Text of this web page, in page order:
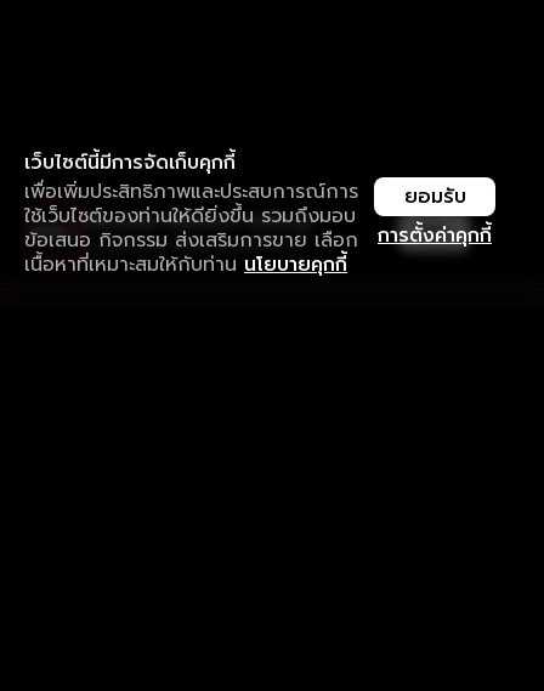
เว็บไซต์นี้มีการจัดเก็บคุกกี้
เพื่อเพิ่มประสิทธิภาพและประสบการณ์การ
ใช้เว็บไซต์ของท่านให้ดียิ่งขึ้น รวมถึงมอบ
ข้อเสนอ กิจกรรม ส่งเสริมการขาย เลือก
เนื้อหาที่เหมาะสมให้กับท่าน นโยบายคุกกี้
การตั้งค่าคุกกี้
ยอมรับ
ใช้งานแอป ลื่นไหลกว่า ไม่มีสะดุด
ดาวน์โหลดแอปเพื่อการรับชมที่ดีกว่า เปิด